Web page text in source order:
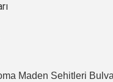
Maden Sehitleri